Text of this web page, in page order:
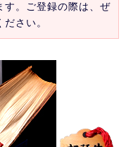
す。ご登録の際は、ぜ
さい。